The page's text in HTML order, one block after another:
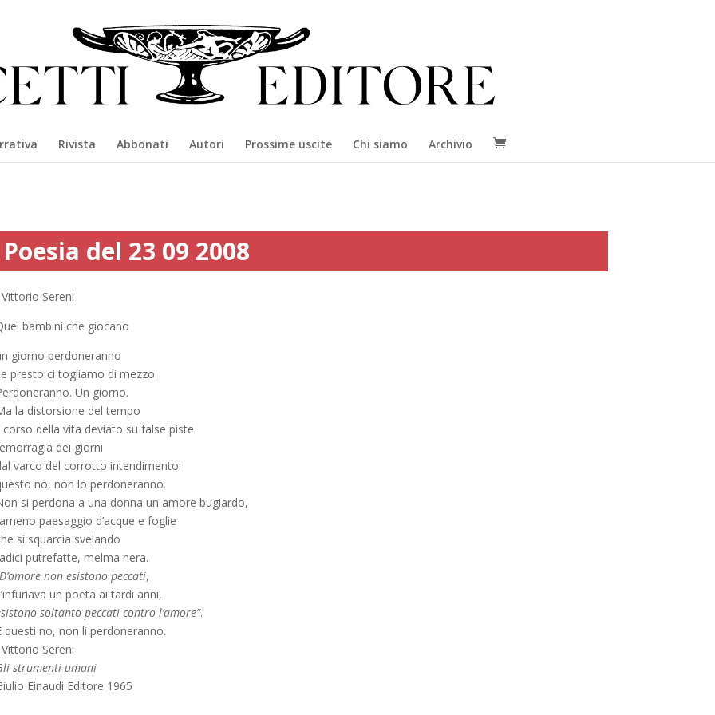
Rivista Abbonati Autori Prossime uscite Chi siamo Archivio
Poesia del 23 09 2008
Vittorio Sereni
bambini che giocano
giorno perdoneranno
presto ci togliamo di mezzo.
Un giorno.
la distorsione del tempo
corso della vita deviato su false piste
dei giorni
varco del corrotto intendimento:
no, non lo perdoneranno.
si perdona a una donna un amore bugiardo,
paesaggio d’acque e foglie
si squarcia svelando
putrefatte, melma nera.
non esistono peccati,
un poeta ai tardi anni,
soltanto peccati contro l’amore”.
questi no, non li perdoneranno.
Vittorio Sereni
strumenti umani
Einaudi Editore 1965